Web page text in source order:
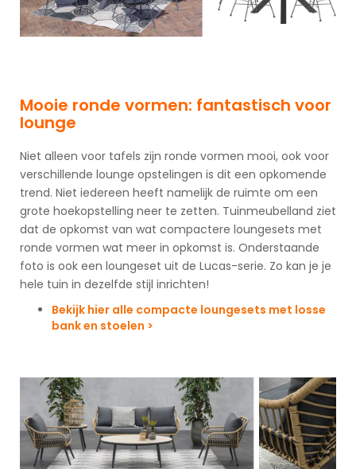
Mooie ronde vormen: fantastisch voor
lounge
Niet alleen voor tafels zijn ronde vormen mooi, ook voor
verschillende lounge opstelingen is dit een opkomende
trend. Niet iedereen heeft namelijk de ruimte om een
grote hoekopstelling neer te zetten. Tuinmeubelland ziet
dat de opkomst van wat compactere loungesets met
ronde vormen wat meer in opkomst is. Onderstaande
foto is ook een loungeset uit de Lucas-serie. Zo kan je je
hele tuin in dezelfde stijl inrichten!
Bekijk hier alle compacte loungesets met losse
bank en stoelen >